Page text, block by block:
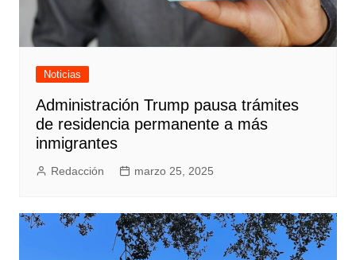
Noticias
Administración Trump pausa trámites
de residencia permanente a más
inmigrantes
Redacción marzo 25, 2025